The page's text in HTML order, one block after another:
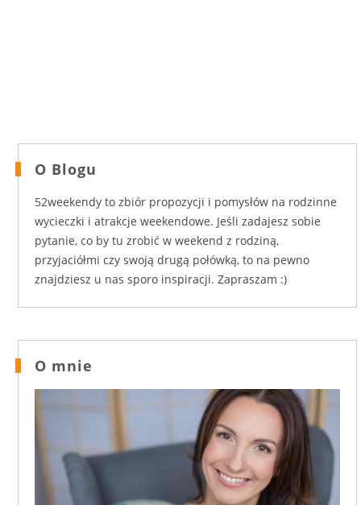
O Blogu
52weekendy to zbiór propozycji i pomysłów na rodzinne
wycieczki i atrakcje weekendowe. Jeśli zadajesz sobie
pytanie, co by tu zrobić w weekend z rodziną,
przyjaciółmi czy swoją drugą połówką, to na pewno
znajdziesz u nas sporo inspiracji. Zapraszam :)
O mnie